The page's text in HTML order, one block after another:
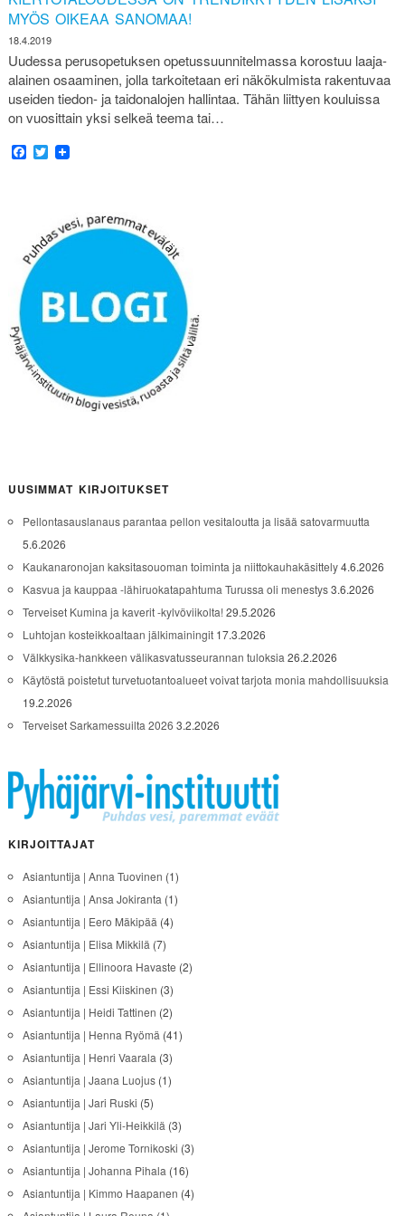
MYÖS OIKEAA SANOMAA!
18.4.2019
Uudessa perusopetuksen opetussuunnitelmassa korostuu laaja-
alainen osaaminen, jolla tarkoitetaan eri näkökulmista rakentuvaa
useiden tiedon- ja taidonalojen hallintaa. Tähän liittyen kouluissa
on vuosittain yksi selkeä teema tai…
Facebook
Twitter
UUSIMMAT KIRJOITUKSET
Pellontasauslanaus parantaa pellon vesitaloutta ja lisää satovarmuutta
5.6.2026
Kaukanaronojan kaksitasouoman toiminta ja niittokauhakäsittely4.6.2026
Kasvua ja kauppaa -lähiruokatapahtuma Turussa oli menestys3.6.2026
Terveiset Kumina ja kaverit -kylvöviikolta!29.5.2026
Luhtojan kosteikkoaltaan jälkimainingit 17.3.2026
Välkkysika-hankkeen välikasvatusseurannan tuloksia 26.2.2026
Käytöstä poistetut turvetuotantoalueet voivat tarjota monia mahdollisuuksia
19.2.2026
Terveiset Sarkamessuilta 2026 3.2.2026
KIRJOITTAJAT
Asiantuntija | Anna Tuovinen (1)
Asiantuntija | Ansa Jokiranta (1)
Asiantuntija | Eero Mäkipää (4)
Asiantuntija | Elisa Mikkilä (7)
Asiantuntija | Ellinoora Havaste (2)
Asiantuntija | Essi Kiiskinen (3)
Asiantuntija | Heidi Tattinen (2)
Asiantuntija | Henna Ryömä (41)
Asiantuntija | Henri Vaarala (3)
Asiantuntija | Jaana Luojus(1)
Asiantuntija | Jari Ruski (5)
Asiantuntija | Jari Yli-Heikkilä (3)
Asiantuntija | Jerome Tornikoski (3)
Asiantuntija | Johanna Pihala (16)
Asiantuntija | Kimmo Haapanen (4)